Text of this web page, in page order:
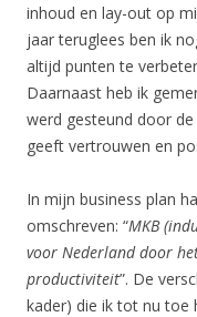
inhoud en lay-out op
jaar teruglees ben ik
altijd punten te
Daarnaast heb ik
werd gesteund door
geeft vertrouwen en
In mijn business plan
omschreven: “MKB
voor Nederland door
productiviteit”. De
kader) die ik tot nu toe